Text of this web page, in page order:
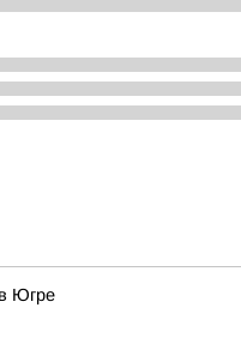
Югре